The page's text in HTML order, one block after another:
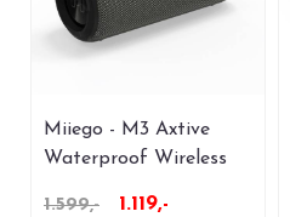
Miiego - M3 Axtive
Waterproof Wireless
1.599,-
1.119,-